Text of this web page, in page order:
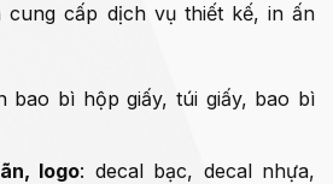
cung cấp dịch vụ thiết kế, in ấn
bao bì hộp giấy, túi giấy, bao bì
logo: decal bạc, decal nhựa,